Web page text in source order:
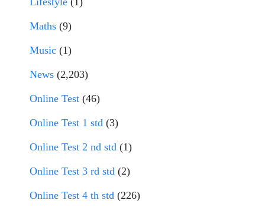
Maths (9)
Music (1)
News (2,203)
Online Test (46)
Online Test 1 std (3)
Online Test 2 nd std (1)
Online Test 3 rd std (2)
Online Test 4 th std (226)